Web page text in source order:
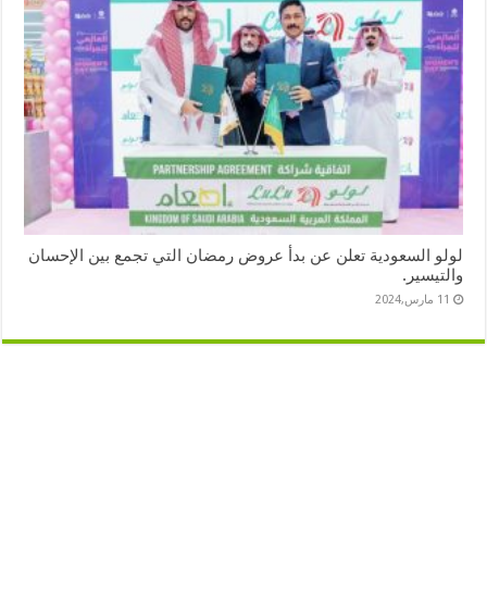
لولو السعودية تعلن عن بدأ عروض رمضان التي تجمع بين الإحسان
والتيسير.
11 مارس,2024